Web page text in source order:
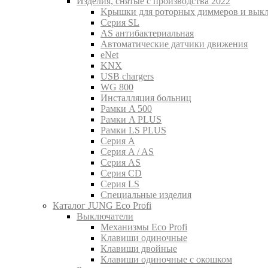
Kрышки для роторных диммеров и
Серия SL
AS антибактериальная
Aвтоматические датчики движения
eNet
KNX
USB chargers
WG 800
Инсталляция больниц
Рамки A 500
Рамки A PLUS
Рамки LS PLUS
Серия A
Серия A / AS
Серия AS
Серия CD
Серия LS
Специальные изделия
Каталог JUNG Eco Profi
Выключатели
Механизмы Eco Profi
Клавиши одиночные
Клавиши двойные
Клавиши одиночные с окошком